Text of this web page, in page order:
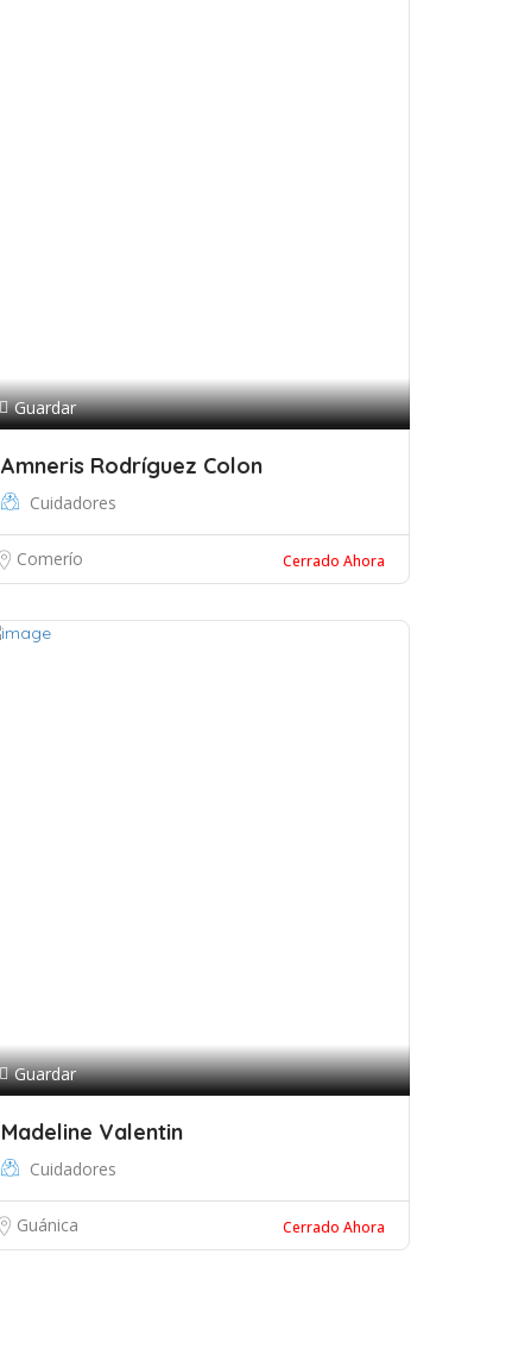
Guardar
Amneris Rodríguez Colon
Cuidadores
Comerío Cerrado Ahora
Guardar
Madeline Valentin
Cuidadores
Guánica Cerrado Ahora